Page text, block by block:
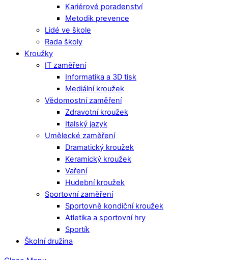
Kariérové poradenství
Metodik prevence
Lidé ve škole
Rada školy
Kroužky
IT zaměření
Informatika a 3D tisk
Mediální kroužek
Vědomostní zaměření
Zdravotní kroužek
Italský jazyk
Umělecké zaměření
Dramatický kroužek
Keramický kroužek
Vaření
Hudební kroužek
Sportovní zaměření
Sportovně kondiční kroužek
Atletika a sportovní hry
Sportík
Školní družina